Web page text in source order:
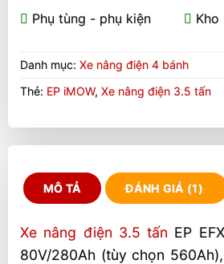
Phụ tùng - phụ kiện
Kho
Danh mục: Xe nâng điện 4 bánh
Thẻ: EP iMOW, Xe nâng điện 3.5 tấn
MÔ TẢ ĐÁNH GIÁ (1)
Xe nâng điện 3.5 tấn EP
80V/280Ah (tùy chọn